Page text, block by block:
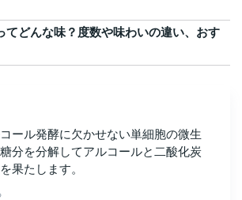
てどんな味？度数や味わいの違い、おす
ール発酵に欠かせない単細胞の微生
分を分解してアルコールと二酸化炭
果たします。